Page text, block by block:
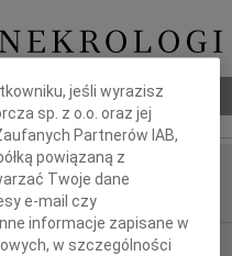
Ruszkiewicz
jeśli wyrazisz
sp. z o.o. oraz jej
Partnerów IAB,
powiązaną z
Twoje dane
e-mail czy
informacje zapisane w
w szczególności